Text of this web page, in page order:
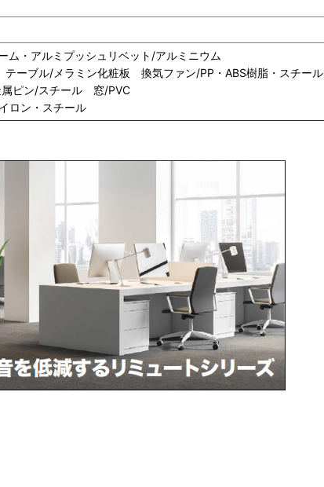
・アルミプッシュリベット/アルミニウム
ーブル/メラミン化粧板 換気ファン/PP・ABS樹脂・スチール
属ピン/スチール 窓/PVC
ロン・スチール